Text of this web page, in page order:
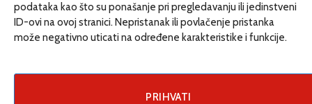
podataka kao što su ponašanje pri pregledavanju ili jedinstveni
ID-ovi na ovoj stranici. Nepristanak ili povlačenje pristanka
može negativno uticati na određene karakteristike i funkcije.
PRIHVATI